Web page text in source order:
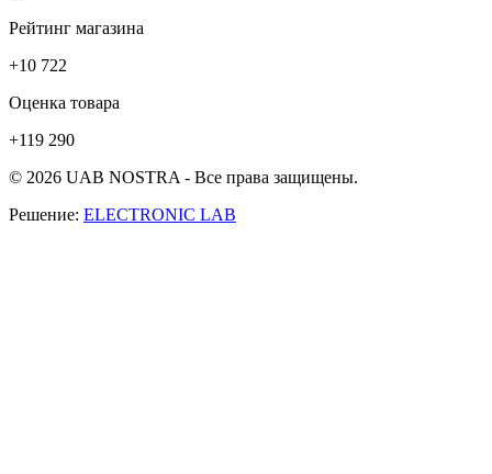
Рейтинг магазина
+10 722
Оценка товара
+119 290
© 2026 UAB NOSTRA - Все права защищены.
Решение: ELECTRONIC LAB